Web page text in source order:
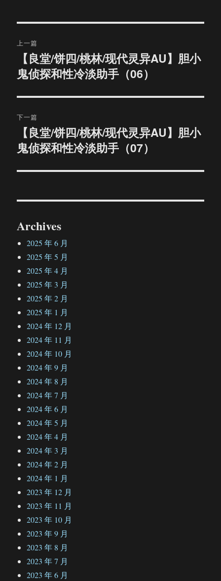
章
导
航
上一篇
篇
章：
【良堂/饼四/桃林/现代灵异AU】胆小
鬼侦探和性冷淡助手（06）
下一篇
篇
章：
【良堂/饼四/桃林/现代灵异AU】胆小
鬼侦探和性冷淡助手（07）
Archives
2025 年 6 月
2025 年 5 月
2025 年 4 月
2025 年 3 月
2025 年 2 月
2025 年 1 月
2024 年 12 月
2024 年 11 月
2024 年 10 月
2024 年 9 月
2024 年 8 月
2024 年 7 月
2024 年 6 月
2024 年 5 月
2024 年 4 月
2024 年 3 月
2024 年 2 月
2024 年 1 月
2023 年 12 月
2023 年 11 月
2023 年 10 月
2023 年 9 月
2023 年 8 月
2023 年 7 月
2023 年 6 月